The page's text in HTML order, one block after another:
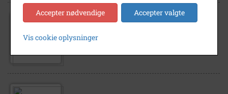
1000
Sønderødvej 38 (Smedien) Købmand N.P.
Accepter nødvendige Accepter valgte
Vis cookie oplysninger